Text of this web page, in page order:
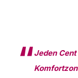
Jeden